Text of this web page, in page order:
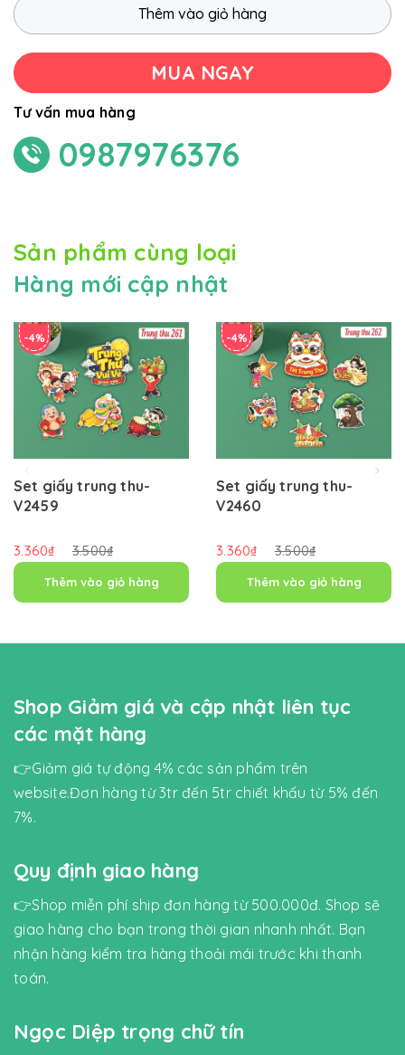
Thêm vào giỏ hàng
MUA NGAY
Tư vấn mua hàng
0987976376
Sản phẩm cùng loại
Hàng mới cập nhật
-4%
Set giấy trung thu-
V2459
3.360₫ 3.500₫
Thêm vào giỏ hàng
-4%
Set giấy trung thu-
V2460
3.360₫ 3.500₫
Thêm vào giỏ hàng
Shop Giảm giá và cập nhật liên tục
các mặt hàng
👉Giảm giá tự động 4% các sản phẩm trên
website.Đơn hàng từ 3tr đến 5tr chiết khấu từ 5% đến
7%.
Quy định giao hàng
👉Shop miễn phí ship đơn hàng từ 500.000đ. Shop sẽ
giao hàng cho bạn trong thời gian nhanh nhất. Bạn
nhận hàng kiểm tra hàng thoải mái trước khi thanh
toán.
Ngọc Diệp trọng chữ tín